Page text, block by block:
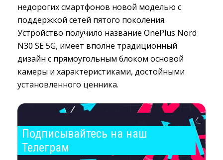
недорогих смартфонов новой моделью с
поддержкой сетей пятого поколения.
Устройство получило название OnePlus Nord
N30 SE 5G, имеет вполне традиционный
дизайн с прямоугольным блоком основой
камеры и характеристиками, достойными
установленного ценника.
Подписывайтесь на наш
Телеграм